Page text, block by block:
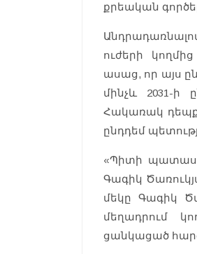
քրեական
ուժերի
ասաց, որ այս
մինչև 2031-ի
Հակառակ
ընդդեմ
«Պիտի
Գագիկ
մեկը Գագիկ
մեղադրում
ցանկացած